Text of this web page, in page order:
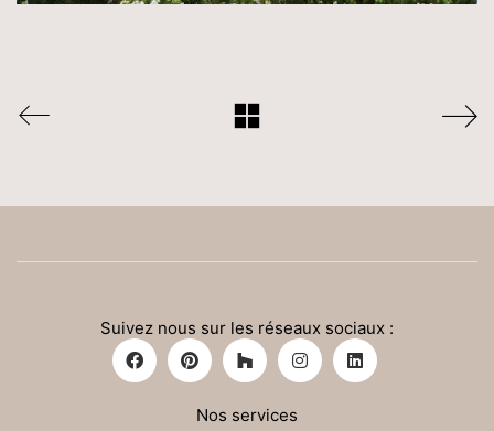
Suivez nous sur les réseaux sociaux :
Nos services